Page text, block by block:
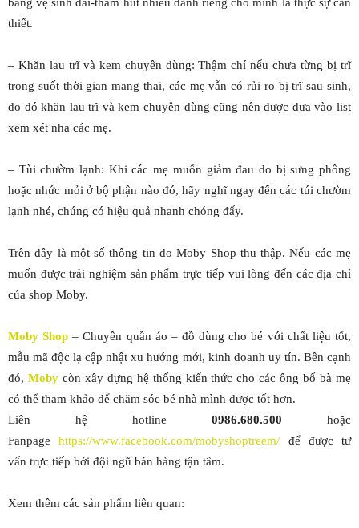
thiết.
– Khăn lau trĩ và kem chuyên dùng: Thậm chí nếu chưa từng bị trĩ
trong suốt thời gian mang thai, các mẹ vẫn có rủi ro bị trĩ sau sinh,
do đó khăn lau trĩ và kem chuyên dùng cũng nên được đưa vào list
xem xét nha các mẹ.
– Tùi chườm lạnh: Khi các mẹ muốn giảm đau do bị sưng phồng
hoặc nhức mỏi ở bộ phận nào đó, hãy nghĩ ngay đến các túi chườm
lạnh nhé, chúng có hiệu quả nhanh chóng đấy.
Trên đây là một số thông tin do Moby Shop thu thập. Nếu các mẹ
muốn được trải nghiệm sản phẩm trực tiếp vui lòng đến các địa chỉ
của shop Moby.
Moby Shop – Chuyên quần áo – đồ dùng cho bé với chất liệu tốt,
mẫu mã độc lạ cập nhật xu hướng mới, kinh doanh uy tín. Bên cạnh
đó, Mobycòn xây dựng hệ thống kiến thức cho các ông bố bà mẹ
có thể tham khảo để chăm sóc bé nhà mình được tốt hơn.
Liên hệ hotline 0986.680.500 hoặc
Fanpagehttps://www.facebook.com/mobyshoptreem/ để được tư
vấn trực tiếp bởi đội ngũ bán hàng tận tâm.
Xem thêm các sản phẩm liên quan: